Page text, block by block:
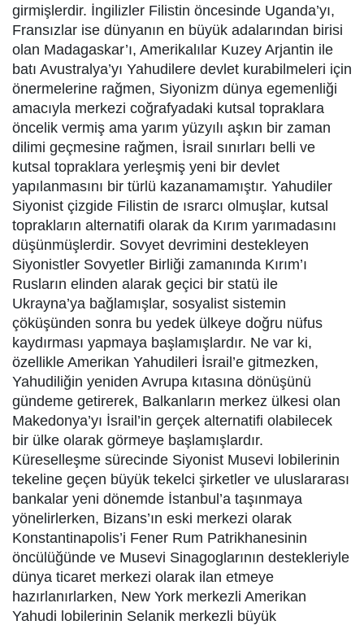
girmişlerdir. İngilizler Filistin öncesinde Uganda’yı,
Fransızlar ise dünyanın en büyük adalarından birisi
olan Madagaskar’ı, Amerikalılar Kuzey Arjantin ile
batı Avustralya’yı Yahudilere devlet kurabilmeleri için
önermelerine rağmen, Siyonizm dünya egemenliği
amacıyla merkezi coğrafyadaki kutsal topraklara
öncelik vermiş ama yarım yüzyılı aşkın bir zaman
dilimi geçmesine rağmen, İsrail sınırları belli ve
kutsal topraklara yerleşmiş yeni bir devlet
yapılanmasını bir türlü kazanamamıştır. Yahudiler
Siyonist çizgide Filistin de ısrarcı olmuşlar, kutsal
toprakların alternatifi olarak da Kırım yarımadasını
düşünmüşlerdir. Sovyet devrimini destekleyen
Siyonistler Sovyetler Birliği zamanında Kırım’ı
Rusların elinden alarak geçici bir statü ile
Ukrayna’ya bağlamışlar, sosyalist sistemin
çöküşünden sonra bu yedek ülkeye doğru nüfus
kaydırması yapmaya başlamışlardır. Ne var ki,
özellikle Amerikan Yahudileri İsrail’e gitmezken,
Yahudiliğin yeniden Avrupa kıtasına dönüşünü
gündeme getirerek, Balkanların merkez ülkesi olan
Makedonya’yı İsrail’in gerçek alternatifi olabilecek
bir ülke olarak görmeye başlamışlardır.
Küreselleşme sürecinde Siyonist Musevi lobilerinin
tekeline geçen büyük tekelci şirketler ve uluslararası
bankalar yeni dönemde İstanbul’a taşınmaya
yönelirlerken, Bizans’ın eski merkezi olarak
Konstantinapolis’i Fener Rum Patrikhanesinin
öncülüğünde ve Musevi Sinagoglarının destekleriyle
dünya ticaret merkezi olarak ilan etmeye
hazırlanırlarken, New York merkezli Amerikan
Yahudi lobilerinin Selanik merkezli büyük